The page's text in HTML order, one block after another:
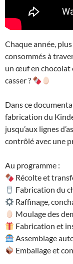
Chaque année,
consommés à
un œuf en chocolat
casser ?
Dans ce
fabrication du
jusqu’aux lignes
contrôlé avec une
Au programme :
Récolte et
Fabrication du
Raffinage,
Moulage des
Fabrication et
Assemblage
Emballage et